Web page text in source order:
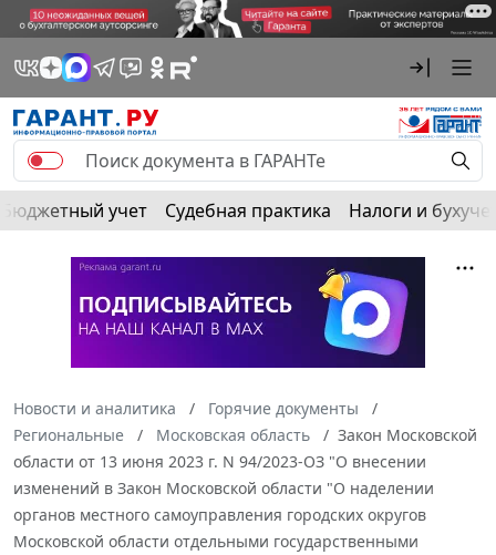
Бюджетный учет Судебная практика Налоги и
Новости и аналитика
Горячие документы
Региональные
Московская область
Закон Московской
области от 13 июня 2023 г. N 94/2023-ОЗ "О внесении
изменений в Закон Московской области "О наделении
органов местного самоуправления городских округов
Московской области отдельными государственными